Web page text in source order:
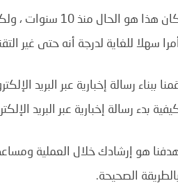
كان هذا هو
سهلا للغاية لدرجة أنه حتى غير
ببناء رسالة إخبارية عبر البريد
بدء رسالة إخبارية عبر البريد
هو إرشادك خلال العملية
الصحيحة.